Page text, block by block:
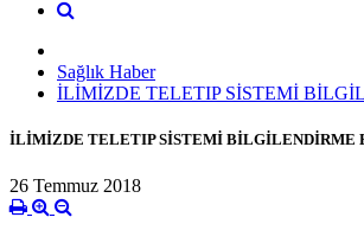
Sağlık Haber
İLİMİZDE TELETIP SİSTEMİ
İLİMİZDE TELETIP SİSTEMİ BİLGİLENDİRME
26 Temmuz 2018